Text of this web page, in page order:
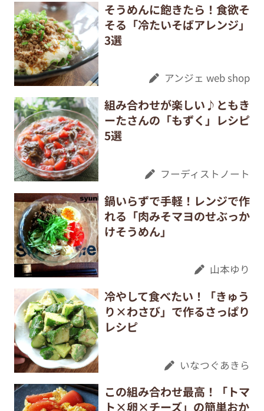
そうめんに飽きたら！食欲そ
そる「冷たいそばアレンジ」
3選
アンジェ web shop
組み合わせが楽しい♪ともき
ーたさんの「もずく」レシピ
5選
フーディストノート
鍋いらずで手軽！レンジで作
れる「肉みそマヨのせぶっか
けそうめん」
山本ゆり
冷やして食べたい！「きゅう
り×わさび」で作るさっぱり
レシピ
いなつぐあきら
この組み合わせ最高！「トマ
ト×卵×チーズ」の簡単おか